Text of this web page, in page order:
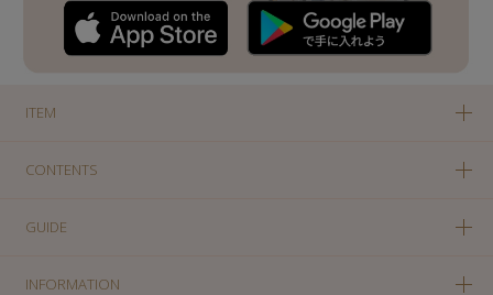
ITEM
CONTENTS
GUIDE
INFORMATION